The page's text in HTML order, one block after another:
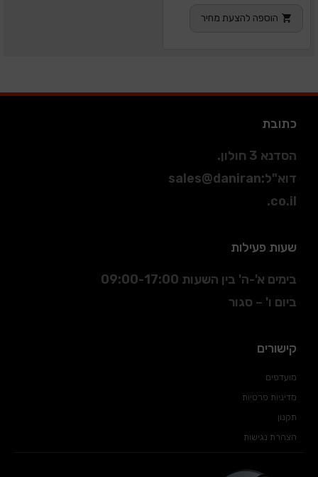
הוספה להצעת מחיר
כתובת
הסדנא 3 חולון.
דוא"ל:
sales@daniran
.co.il
שעות פעילות
בימים א'-ה' בין השעות 09:00-17:00
ביום ו' – סגור
קישורים
מועדפים
מדיניות פרטיות
תקנון
הצהרת נגישות